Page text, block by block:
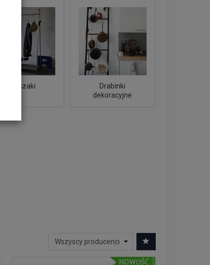
Wieszaki
Drabinki
dekoracyjne